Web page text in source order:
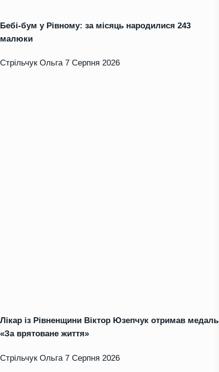
Бебі-бум у Рівному: за місяць народилися 243
малюки
Стрільчук Ольга 7 Серпня 2026
Лікар із Рівненщини Віктор Юзепчук отримав медаль
«За врятоване життя»
Стрільчук Ольга 7 Серпня 2026